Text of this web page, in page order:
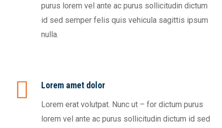
purus lorem vel ante ac purus sollicitudin dictum
id sed semper felis quis vehicula sagittis ipsum
nulla.
Lorem amet dolor
Lorem erat volutpat. Nunc ut – for dictum purus
lorem vel ante ac purus sollicitudin dictum id sed